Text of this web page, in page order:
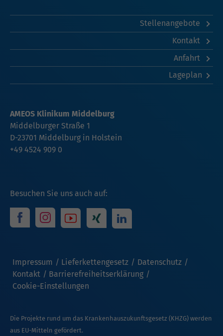
Stellenangebote
Kontakt
Anfahrt
Lageplan
Besuchen Sie uns auch auf:
Impressum Lieferkettengesetz
Datenschutz
Kontakt
Barrierefreiheitserklärung
Cookie-Einstellungen
AMEOS Klinikum Middelburg
Middelburger Straße 1
D-23701 Middelburg in Holstein
+49 4524 909 0
Die Projekte rund um das Krankenhauszukunftsgesetz (KHZG) werden
aus EU-Mitteln gefördert.